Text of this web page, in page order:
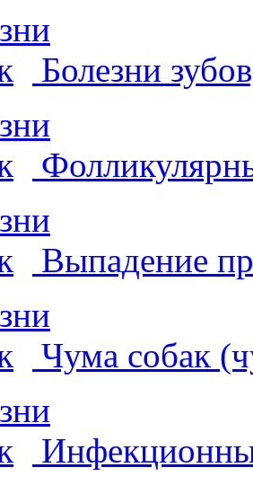
Болезни
Выпадение
Чума собак